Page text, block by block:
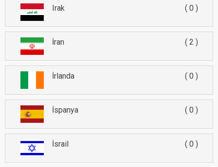
Irak 0
İran 2
İrlanda 0
İspanya 0
İsrail 0